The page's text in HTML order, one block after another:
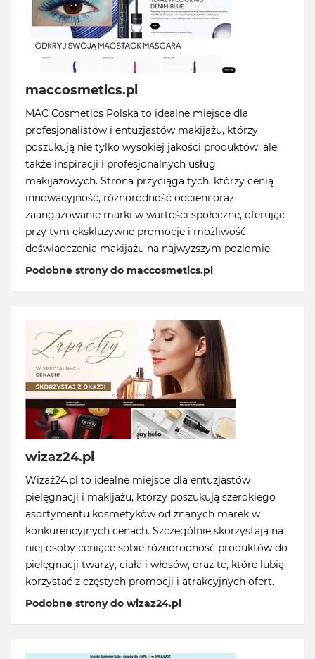
maccosmetics.pl
MAC Cosmetics Polska to idealne miejsce dla
profesjonalistów i entuzjastów makijażu, którzy
poszukują nie tylko wysokiej jakości produktów, ale
także inspiracji i profesjonalnych usług
makijażowych. Strona przyciąga tych, którzy cenią
innowacyjność, różnorodność odcieni oraz
zaangażowanie marki w wartości społeczne, oferując
przy tym ekskluzywne promocje i możliwość
doświadczenia makijażu na najwyższym poziomie.
Podobne strony do maccosmetics.pl
wizaz24.pl
Wizaż24.pl to idealne miejsce dla entuzjastów
pielęgnacji i makijażu, którzy poszukują szerokiego
asortymentu kosmetyków od znanych marek w
konkurencyjnych cenach. Szczególnie skorzystają na
niej osoby ceniące sobie różnorodność produktów do
pielęgnacji twarzy, ciała i włosów, oraz te, które lubią
korzystać z częstych promocji i atrakcyjnych ofert.
Podobne strony do wizaz24.pl